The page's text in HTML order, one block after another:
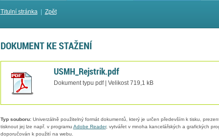
Titulní stránka| Zpět
DOKUMENT KE STAŽENÍ
USMH_Rejstrik.pdf
Dokument typu pdf | Velikost 719,1 kB
Typ souboru:Univerzálně použitelný formát dokumentů, který je určen především k tisku,
tisknout jej lze např. v programu Adobe Reader, vytvářet v mnoha kancelářských a grafických
doporučován k použití na webu.